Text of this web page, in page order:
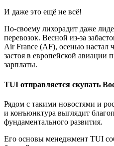
И даже это ещё не всё!
По-своему лихорадит даже
перевозок. Весной из-за
Air France (AF), осенью настал
застоя в европейской
зарплаты.
TUI отправляется скупать
Рядом с такими новостями и
и конъюнктура выглядит
фундаментального развития.
Его основы менеджмент TUI